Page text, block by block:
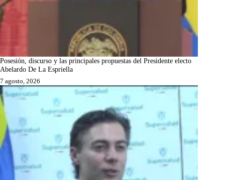
Posesión, discurso y las principales propuestas del Presidente electo
Abelardo De La Espriella
7 agosto, 2026